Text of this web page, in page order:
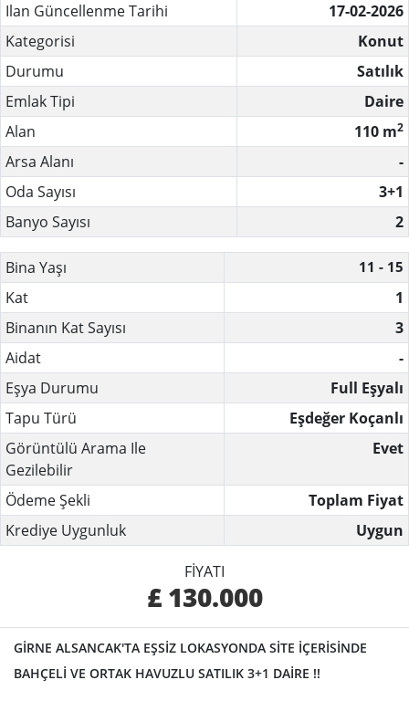
Ilan Güncellenme Tarihi
17-02-2026
Kategorisi
Konut
Durumu
Satılık
Emlak Tipi
Daire
Alan
110 m2
Arsa Alanı
-
Oda Sayısı
3+1
Banyo Sayısı
2
Bina Yaşı 11 - 15
Kat
1
Binanın Kat Sayısı
3
Aidat
-
Eşya Durumu
Full Eşyalı
Tapu Türü
Eşdeğer Koçanlı
Görüntülü Arama Ile
Gezilebilir
Evet
Ödeme Şekli
Toplam Fiyat
Krediye Uygunluk
Uygun
FIYATI
£ 130.000
GİRNE ALSANCAK'TA EŞSİZ LOKASYONDA SİTE İÇERİSİNDE
BAHÇELİ VE ORTAK HAVUZLU SATILIK 3+1 DAİRE !!